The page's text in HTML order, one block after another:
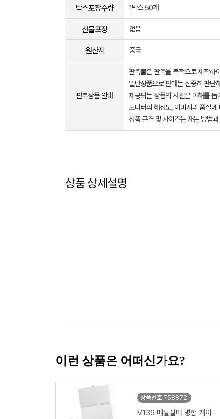
박스포장수량 1박스 50개
선물포장 없음
원산지 중국
판촉상품 안내
판촉물은 판촉을 목적으로 제작하
일반상품으로 판매는 신중히 판단
제공되는 상품의 사진은 이해를
모니터의 해상도, 이미지의 품질
상품 규격 및 사이즈는 재는 방법
상품 상세설명
이런 상품은 어떠신가요?
상품번호 758872
M139 메탈실버 명함 케이